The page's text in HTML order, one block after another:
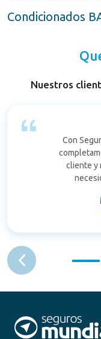
Condicionados
Nuestros
Con
cliente y